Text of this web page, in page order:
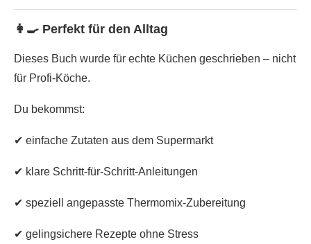
👩‍🍳 Perfekt für den Alltag
Dieses Buch wurde für echte Küchen geschrieben – nicht
für Profi-Köche.
Du bekommst:
✔ einfache Zutaten aus dem Supermarkt
✔ klare Schritt-für-Schritt-Anleitungen
✔ speziell angepasste Thermomix-Zubereitung
✔ gelingsichere Rezepte ohne Stress